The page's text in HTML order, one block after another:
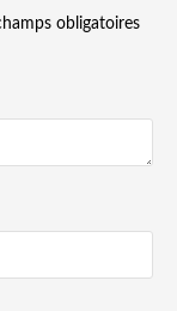
obligatoires